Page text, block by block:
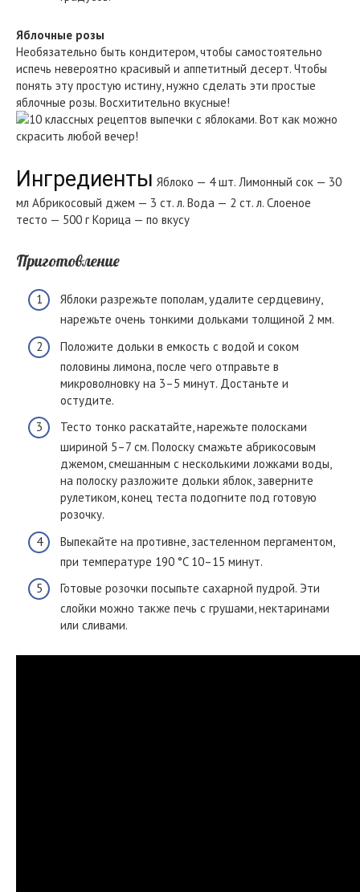
Яблочные розы
Необязательно быть кондитером, чтобы самостоятельно
испечь невероятно красивый и аппетитный десерт. Чтобы
понять эту простую истину, нужно сделать эти простые
яблочные розы. Восхитительно вкусные!
Ингредиенты Яблоко — 4 шт. Лимонный сок — 30
мл Абрикосовый джем — 3 ст. л. Вода — 2 ст. л. Слоеное
тесто — 500 г Корица — по вкусу
Приготовление
Яблоки разрежьте пополам, удалите сердцевину,
нарежьте очень тонкими дольками толщиной 2 мм.
Положите дольки в емкость с водой и соком
половины лимона, после чего отправьте в
микроволновку на 3–5 минут. Достаньте и
остудите.
Тесто тонко раскатайте, нарежьте полосками
шириной 5–7 см. Полоску смажьте абрикосовым
джемом, смешанным с несколькими ложками воды,
на полоску разложите дольки яблок, заверните
рулетиком, конец теста подогните под готовую
розочку.
Выпекайте на противне, застеленном пергаментом,
при температуре 190 °C 10–15 минут.
Готовые розочки посыпьте сахарной пудрой. Эти
слойки можно также печь с грушами, нектаринами
или сливами.